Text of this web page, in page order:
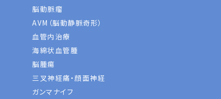
脳動脈瘤
AVM（脳動静脈奇形）
血管内治療
海綿状血管腫
脳腫瘍
三叉神経痛・顔面神経
ガンマナイフ